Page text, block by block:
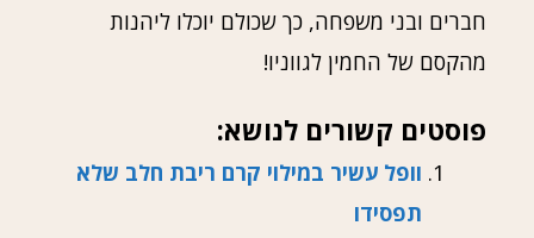
חברים ובני משפחה, כך שכולם יוכלו ליהנות
מהקסם של החמין לגווניו!
פוסטים קשורים לנושא:
וופל עשיר במילוי קרם ריבת חלב שלא
תפסידו